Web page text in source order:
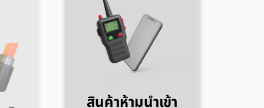
สินค้าห้ามนำเข้า